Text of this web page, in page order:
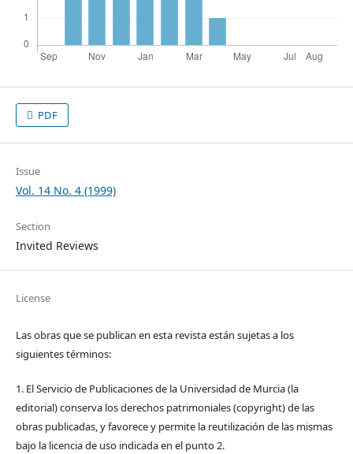
PDF
Issue
Vol. 14 No. 4 (1999)
Section
Invited Reviews
License
Las obras que se publican en esta revista están sujetas a los
siguientes términos:
1. El Servicio de Publicaciones de la Universidad de Murcia (la
editorial) conserva los derechos patrimoniales (copyright) de las
obras publicadas, y favorece y permite la reutilización de las mismas
bajo la licencia de uso indicada en el punto 2.